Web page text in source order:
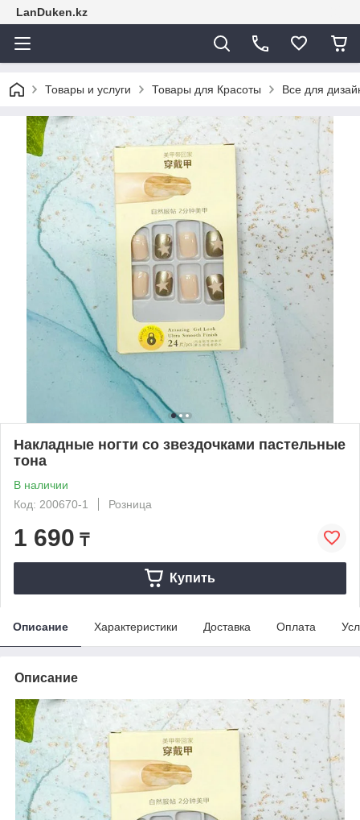
LanDuken.kz
Товары и услуги Товары для Красоты Все для
Накладные ногти со звездочками пастельные
тона
В наличии
Код: 200670-1
Розница
1 690 ₸
Купить
Описание Характеристики Доставка Оплата
Описание